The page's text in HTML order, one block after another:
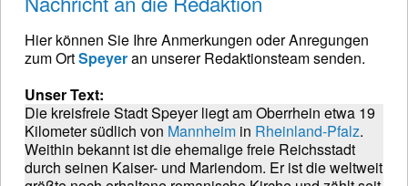
Hier können Sie Ihre Anmerkungen oder Anregungen
zum OrtSpeyeran unserer Redaktionsteam senden.
Unser Text:
Die kreisfreie Stadt Speyer liegt am Oberrhein etwa 19
Kilometer südlich von Mannheim in Rheinland-Pfalz.
Weithin bekannt ist die ehemalige freie Reichsstadt
durch seinen Kaiser- und Mariendom. Er ist die weltweit